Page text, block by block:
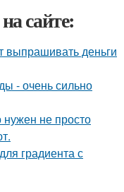
сайте:
выпрашивать деньги
- очень сильно
не просто
градиента с